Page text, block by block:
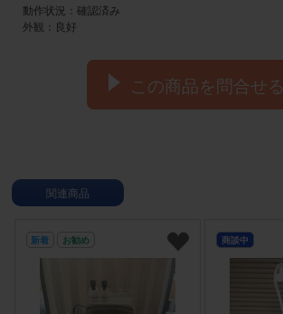
動作状況：確認済み
外観：良好
この商品を問合せる
関連商品
新着 お勧め 商談中